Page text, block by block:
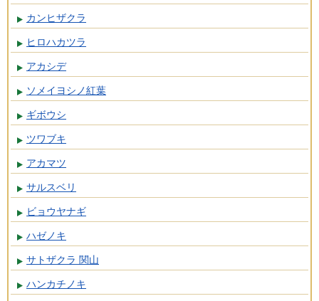
カンヒザクラ
ヒロハカツラ
アカシデ
ソメイヨシノ紅葉
ギボウシ
ツワブキ
アカマツ
サルスベリ
ビョウヤナギ
ハゼノキ
サトザクラ 関山
ハンカチノキ